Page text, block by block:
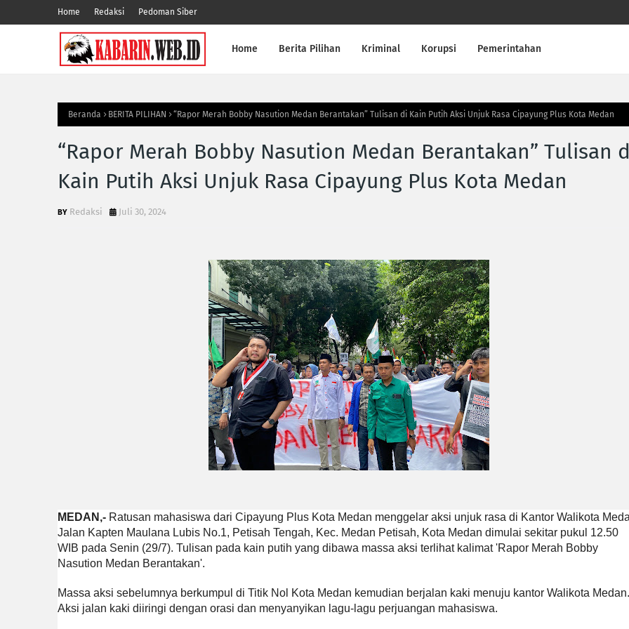
Home Redaksi Pedoman Siber
Home Berita Pilihan Kriminal Korupsi Pemerintahan
Beranda BERITA PILIHAN “Rapor Merah Bobby Nasution Medan Berantakan” Tulisan di Kain Putih Aksi Unjuk Rasa Cipayung Plus Kota Medan
“Rapor Merah Bobby Nasution Medan Berantakan” Tulisan
Kain Putih Aksi Unjuk Rasa Cipayung Plus Kota Medan
Redaksi Juli 30, 2024
MEDAN,- Ratusan mahasiswa dari Cipayung Plus Kota Medan menggelar aksi unjuk rasa di Kantor Walikota
Jalan Kapten Maulana Lubis No.1, Petisah Tengah, Kec. Medan Petisah, Kota Medan dimulai sekitar pukul 12.50
WIB pada Senin (29/7). Tulisan pada kain putih yang dibawa massa aksi terlihat kalimat 'Rapor Merah Bobby
Nasution Medan Berantakan'.
Massa aksi sebelumnya berkumpul di Titik Nol Kota Medan kemudian berjalan kaki menuju kantor Walikota Medan.
Aksi jalan kaki diiringi dengan orasi dan menyanyikan lagu-lagu perjuangan mahasiswa.